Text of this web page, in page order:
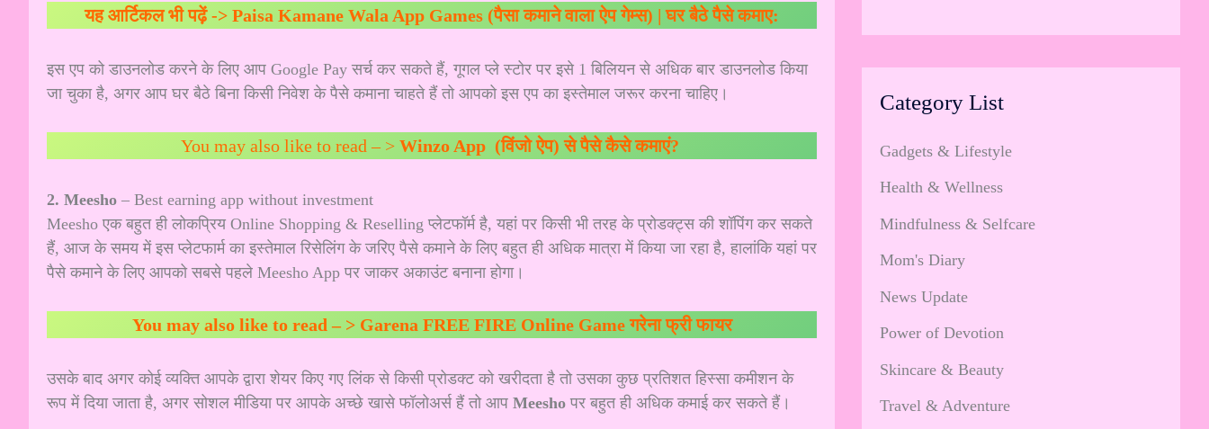
यह आर्टिकल भी पढ़ें -> Paisa Kamane Wala App Games (पैसा कमाने वाला ऐप गेम्स) | घर बैठे पैसे कमाए:
इस एप को डाउनलोड करने के लिए आप Google Pay सर्च कर सकते हैं, गूगल प्ले स्टोर पर इसे 1 बिलियन से अधिक बार डाउनलोड किया
जा चुका है, अगर आप घर बैठे बिना किसी निवेश के पैसे कमाना चाहते हैं तो आपको इस एप का इस्तेमाल जरूर करना चाहिए।
You may also like to read – > Winzo App (विंजो ऐप) से पैसे कैसे कमाएं?
2. Meesho – Best earning app without investment
Meesho एक बहुत ही लोकप्रिय Online Shopping & Reselling प्लेटफॉर्म है, यहां पर किसी भी तरह के प्रोडक्ट्स की शॉपिंग कर सकते
हैं, आज के समय में इस प्लेटफार्म का इस्तेमाल रिसेलिंग के जरिए पैसे कमाने के लिए बहुत ही अधिक मात्रा में किया जा रहा है, हालांकि यहां पर
पैसे कमाने के लिए आपको सबसे पहले Meesho App पर जाकर अकाउंट बनाना होगा।
You may also like to read – > Garena FREE FIRE Online Game गरेना फ्री फायर
उसके बाद अगर कोई व्यक्ति आपके द्वारा शेयर किए गए लिंक से किसी प्रोडक्ट को खरीदता है तो उसका कुछ प्रतिशत हिस्सा कमीशन के
रूप में दिया जाता है, अगर सोशल मीडिया पर आपके अच्छे खासे फॉलोअर्स हैं तो आप Meesho पर बहुत ही अधिक कमाई कर सकते हैं।
Category List
Gadgets & Lifestyle
Health & Wellness
Mindfulness & Selfcare
Mom's Diary
News Update
Power of Devotion
Skincare & Beauty
Travel & Adventure